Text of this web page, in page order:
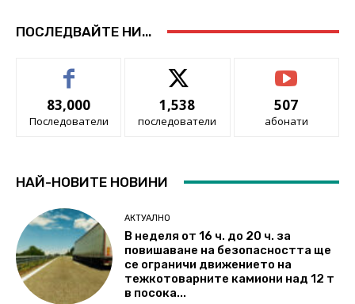
ПОСЛЕДВАЙТЕ НИ...
83,000
Последователи
1,538
последователи
507
абонати
НАЙ-НОВИТЕ НОВИНИ
АКТУАЛНО
В неделя от 16 ч. до 20 ч. за
повишаване на безопасността ще
се ограничи движението на
тежкотоварните камиони над 12 т
в посока...